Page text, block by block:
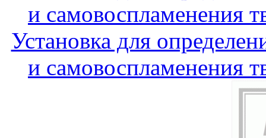
и самовоспламенения
Установка для
и самовоспламенения